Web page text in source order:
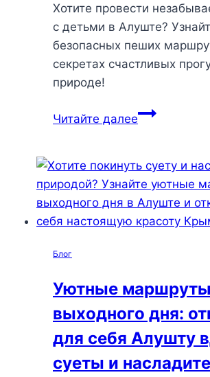
Хотите провести
с детьми в Алуште?
безопасных пеших
секретах счастливых
природе!
Читайте далееСекреты
маршрутов
с
детьми
в
для
семейного
Блог
Уютные маршруты
выходного дня:
для себя Алушту
суеты и